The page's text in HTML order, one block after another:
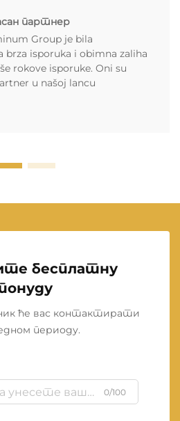
партнер
Group je bila
brza isporuka i obimna zaliha
rokove isporuke. Oni su
u našoj lancu
бесплатну
ће вас контактирати
периоду.
0/100